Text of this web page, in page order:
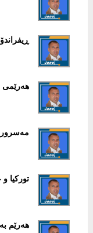
هەرێمی
مەسرور
تورکیا
هەرێم